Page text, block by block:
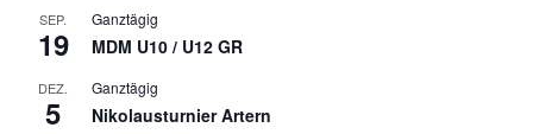
SEP.
19
Ganztägig
MDM U10 / U12 GR
DEZ.
5
Ganztägig
Nikolausturnier Artern